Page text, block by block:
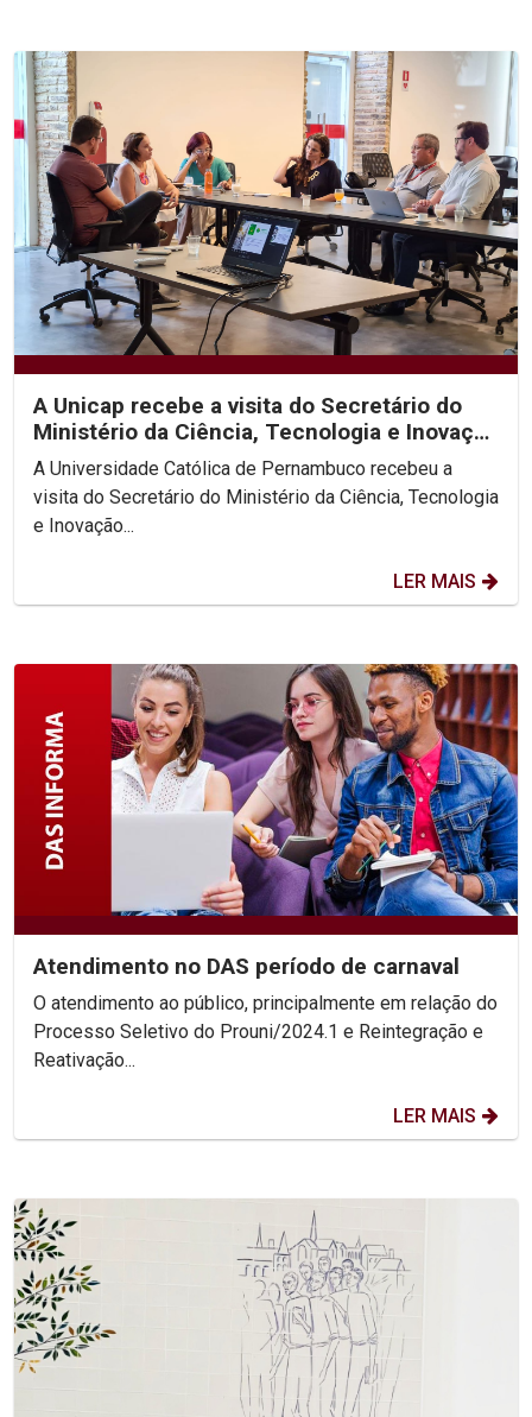
A Unicap recebe a visita do Secretário do
Ministério da Ciência, Tecnologia e Inovação
(MCTI)
A Universidade Católica de Pernambuco recebeu a
visita do Secretário do Ministério da Ciência, Tecnologia
e Inovação...
LER MAIS
Atendimento no DAS período de carnaval
O atendimento ao público, principalmente em relação do
Processo Seletivo do Prouni/2024.1 e Reintegração e
Reativação...
LER MAIS